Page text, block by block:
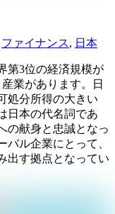
ファイナンス, 日本
第3位の経済規模が
業があります。日
処分所得の大きい
日本の代名詞であ
の献身と忠誠となっ
ル企業にとって、
出す拠点となってい